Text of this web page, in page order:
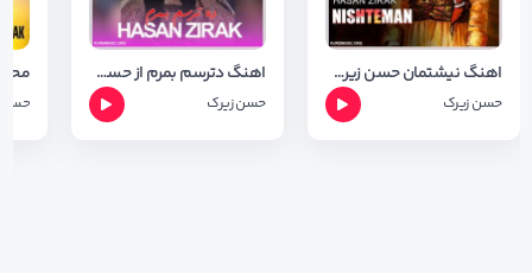
اهنگ نیشتمان حسن زیرک + متن آهنگ
حسن زیرک
اهنگ دترسم بمرم از حسن زیرک (ده ترسم بمرم ) ریمیکس بهمن فرجی
حسن زیرک حسن